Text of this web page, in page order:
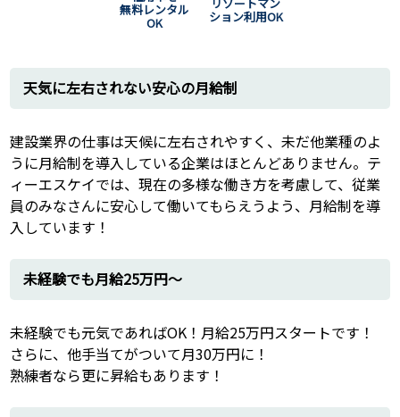
無料レンタル
OK ション利用OK
天気に左右されない安心の月給制
建設業界の仕事は天候に左右されやすく、未だ他業種のよ
うに月給制を導入している企業はほとんどありません。テ
ィーエスケイでは、現在の多様な働き方を考慮して、従業
員のみなさんに安心して働いてもらえうよう、月給制を導
入しています！
未経験でも月給25万円～
未経験でも元気であればOK！月給25万円スタートです！
さらに、他手当てがついて月30万円に！
熟練者なら更に昇給もあります！